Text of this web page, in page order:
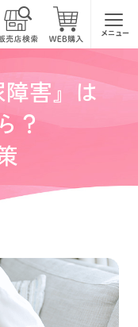
メニュー
害』は
？